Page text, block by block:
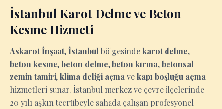
İstanbul Karot Delme ve Beton
Kesme Hizmeti
Askarot İnşaat,İstanbul bölgesindekarot delme,
beton kesme,beton delme,beton kırma,betonsal
zemin tamiri,klima deliği açma vekapı boşluğu açma
hizmetleri sunar. İstanbul merkez ve çevre ilçelerinde
20 yılı aşkın tecrübeyle sahada çalışan profesyonel